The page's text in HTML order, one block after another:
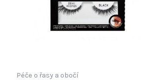
Péče o řasy a obočí